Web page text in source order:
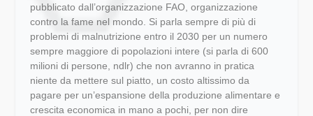
pubblicato dall’organizzazione FAO, organizzazione
contro la fame nel mondo. Si parla sempre di più di
problemi di malnutrizione entro il 2030 per un numero
sempre maggiore di popolazioni intere (si parla di 600
milioni di persone, ndlr) che non avranno in pratica
niente da mettere sul piatto, un costo altissimo da
pagare per un’espansione della produzione alimentare e
crescita economica in mano a pochi, per non dire